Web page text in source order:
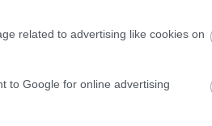
related to advertising like cookies on
to Google for online advertising